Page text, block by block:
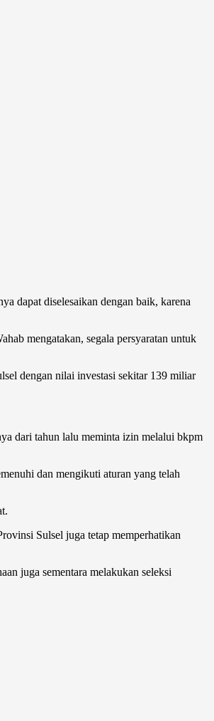
dapat diselesaikan dengan baik, karena
mengatakan, segala persyaratan untuk
dengan nilai investasi sekitar 139 miliar
dari tahun lalu meminta izin melalui bkpm
dan mengikuti aturan yang telah
Sulsel juga tetap memperhatikan
juga sementara melakukan seleksi